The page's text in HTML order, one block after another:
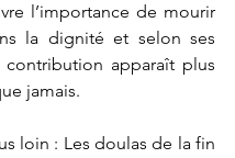
l’importance de mourir
la dignité et selon ses
contribution apparaît plus
jamais.
loin : Les doulas de la fin